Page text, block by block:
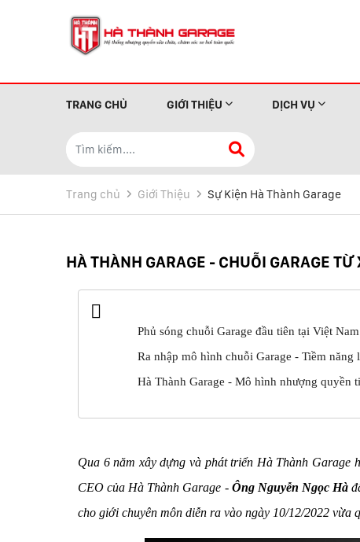
TRANG CHỦ GIỚI THIỆU DỊCH VỤ
Trang chủ Giới Thiệu Sự Kiện Hà Thành Garage
HÀ THÀNH GARAGE - CHUỖI GARAGE
Phủ sóng chuỗi Garage đầu tiên tại Việt Nam
Ra nhập mô hình chuỗi Garage - Tiềm năng
Hà Thành Garage - Mô hình nhượng quyền
Qua 6 năm xây dựng và phát triển Hà Thành
CEO của Hà Thành Garage - Ông Nguyễn Ngọc Hà
cho giới chuyên môn diễn ra vào ngày 10/12/2022 vừa